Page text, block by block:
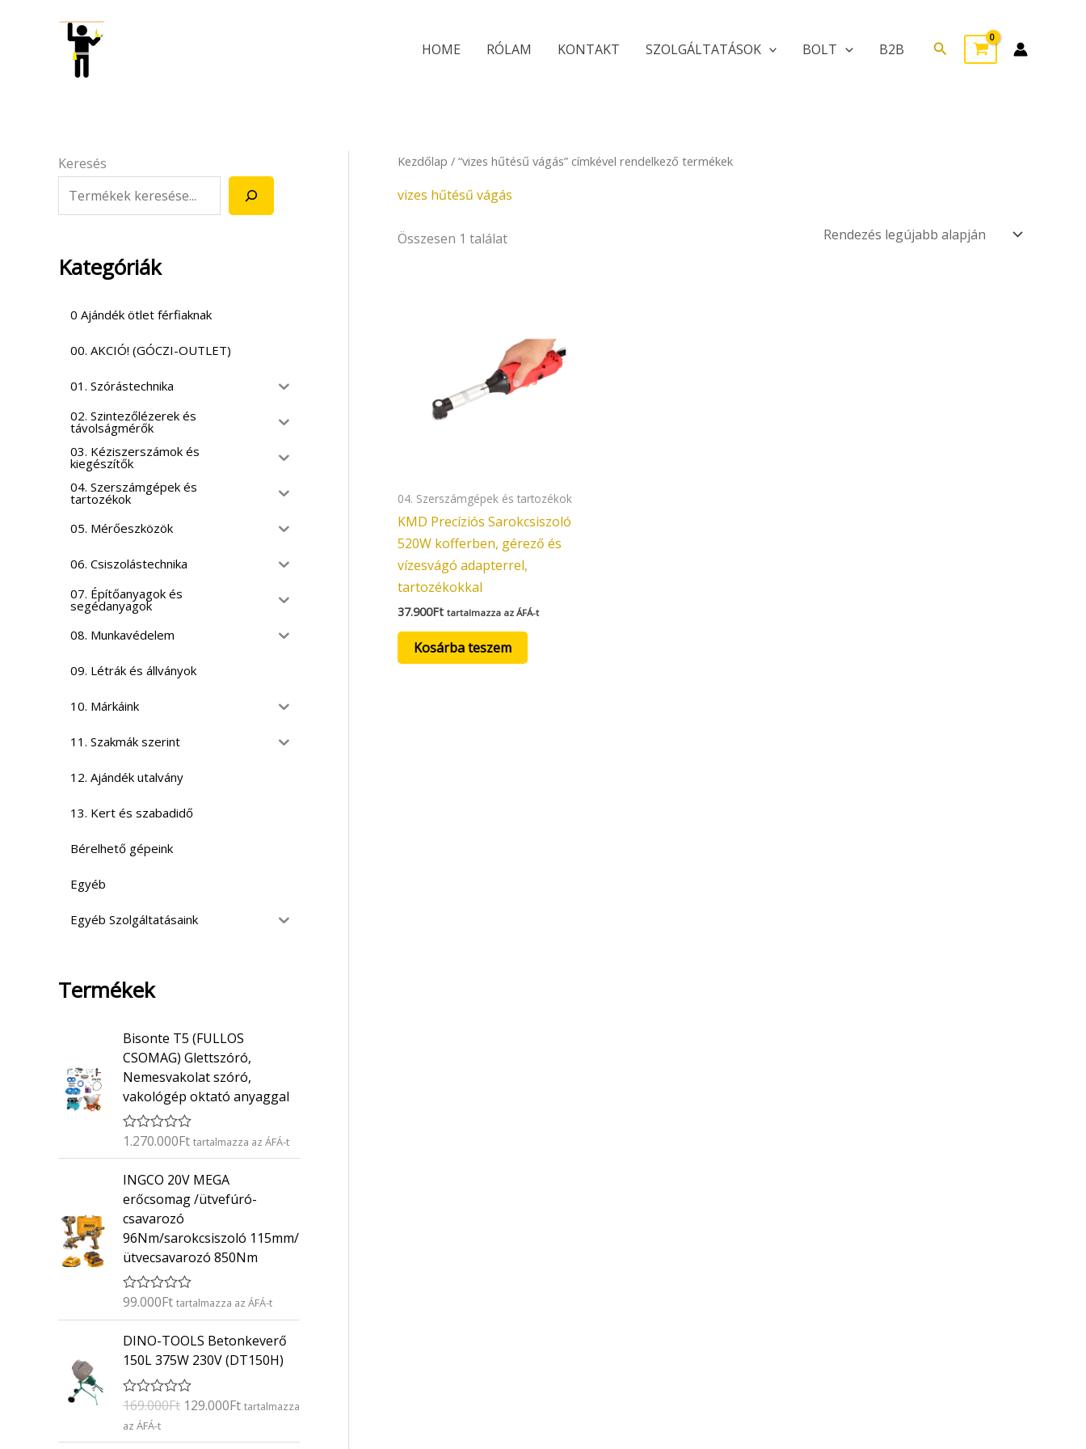
HOME RÓLAM KONTAKT SZOLGÁLTATÁSOK BOLT B2B Search
Keresés
Kategóriák
0 Ajándék ötlet férfiaknak
00. AKCIÓ! (GÓCZI-OUTLET)
01. Szórástechnika
02. Szintezőlézerek és
távolságmérők
03. Kéziszerszámok és
kiegészítők
04. Szerszámgépek és
tartozékok
05. Mérőeszközök
06. Csiszolástechnika
07. Építőanyagok és
segédanyagok
08. Munkavédelem
09. Létrák és állványok
10. Márkáink
11. Szakmák szerint
12. Ajándék utalvány
13. Kert és szabadidő
Bérelhető gépeink
Egyéb
Egyéb Szolgáltatásaink
Termékek
Bisonte T5 (FULLOS
CSOMAG) Glettszóró,
Nemesvakolat szóró,
vakológép oktató anyaggal
É
é
e
l
é
s
:
/
5
1.270.000Ft tartalmazza az ÁFÁ-t
INGCO 20V MEGA
erőcsomag /ütvefúró-
csavarozó
96Nm/sarokcsiszoló 115mm/
ütvecsavarozó 850Nm
É
é
k
e
é
s
0
/
99.000Ft tartalmazza az ÁFÁ-t
DINO-TOOLS Betonkeverő
150L 375W 230V (DT150H)
É
t
é
169.000Ft
O
r
g
129.000Ft
C
u
etartalmazza
az ÁFÁ-t
Kezdőlap / “vizes hűtésű vágás” címkével rendelkező termékek
vizes hűtésű vágás
Összesen 1 találat
04. Szerszámgépek és tartozékok
KMD Precíziós Sarokcsiszoló
520W kofferben, gérező és
vízesvágó adapterrel,
tartozékokkal
37.900Ft tartalmazza az ÁFÁ-t
Kosárba teszem